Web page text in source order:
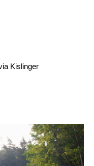
Kislinger